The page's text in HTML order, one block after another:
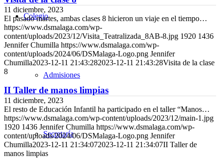
Colegio
Admisiones
Secretaría
11 diciembre, 2023
El pasado martes, ambas clases 8 hicieron un viaje en el tiempo…
https://www.dsmalaga.com/wp-
content/uploads/2023/12/Visita_Teatralizada_8AB-8.jpg 1920 1436
Jennifer Chumilla https://www.dsmalaga.com/wp-
content/uploads/2024/06/DSMalaga-Logo.png Jennifer
Chumilla2023-12-11 21:43:282023-12-11 21:43:28Visita de la clase
8
II Taller de manos limpias
11 diciembre, 2023
El resto de Educación Infantil ha participado en el taller “Manos…
https://www.dsmalaga.com/wp-content/uploads/2023/12/main-1.jpg
1920 1436 Jennifer Chumilla https://www.dsmalaga.com/wp-
content/uploads/2024/06/DSMalaga-Logo.png Jennifer
Chumilla2023-12-11 21:34:072023-12-11 21:34:07II Taller de
manos limpias